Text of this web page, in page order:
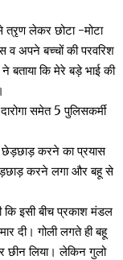
त्रृण लेकर छोटा -मोटा
व अपने बच्चों की परवरिश
कि मेरे बड़े भाई की
समेत 5 पुलिसकर्मी
करने का प्रयास
करने लगा और बहू से
कि इसी बीच प्रकाश मंडल
दी। गोली लगते ही बहू
छीन लिया। लेकिन गुलो